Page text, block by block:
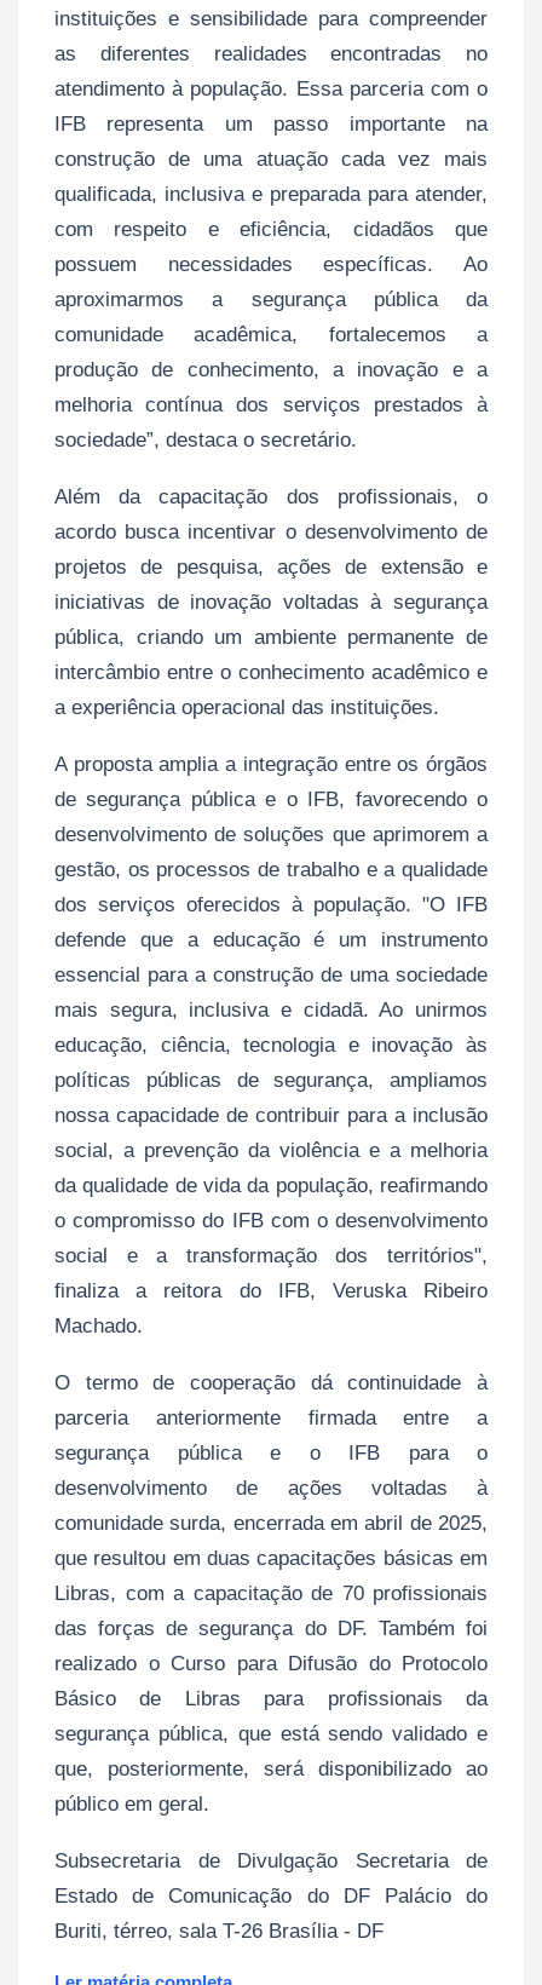
instituições e sensibilidade para compreender
as diferentes realidades encontradas no
atendimento à população. Essa parceria com o
IFB representa um passo importante na
construção de uma atuação cada vez mais
qualificada, inclusiva e preparada para atender,
com respeito e eficiência, cidadãos que
possuem necessidades específicas. Ao
aproximarmos a segurança pública da
comunidade acadêmica, fortalecemos a
produção de conhecimento, a inovação e a
melhoria contínua dos serviços prestados à
sociedade”, destaca o secretário.
Além da capacitação dos profissionais, o
acordo busca incentivar o desenvolvimento de
projetos de pesquisa, ações de extensão e
iniciativas de inovação voltadas à segurança
pública, criando um ambiente permanente de
intercâmbio entre o conhecimento acadêmico e
a experiência operacional das instituições.
A proposta amplia a integração entre os órgãos
de segurança pública e o IFB, favorecendo o
desenvolvimento de soluções que aprimorem a
gestão, os processos de trabalho e a qualidade
dos serviços oferecidos à população. "O IFB
defende que a educação é um instrumento
essencial para a construção de uma sociedade
mais segura, inclusiva e cidadã. Ao unirmos
educação, ciência, tecnologia e inovação às
políticas públicas de segurança, ampliamos
nossa capacidade de contribuir para a inclusão
social, a prevenção da violência e a melhoria
da qualidade de vida da população, reafirmando
o compromisso do IFB com o desenvolvimento
social e a transformação dos territórios",
finaliza a reitora do IFB, Veruska Ribeiro
Machado.
O termo de cooperação dá continuidade à
parceria anteriormente firmada entre a
segurança pública e o IFB para o
desenvolvimento de ações voltadas à
comunidade surda, encerrada em abril de 2025,
que resultou em duas capacitações básicas em
Libras, com a capacitação de 70 profissionais
das forças de segurança do DF. Também foi
realizado o Curso para Difusão do Protocolo
Básico de Libras para profissionais da
segurança pública, que está sendo validado e
que, posteriormente, será disponibilizado ao
público em geral.
Subsecretaria de Divulgação Secretaria de
Estado de Comunicação do DF Palácio do
Buriti, térreo, sala T-26 Brasília - DF